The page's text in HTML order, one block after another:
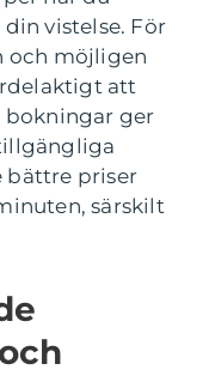
vistelse. För
och möjligen
att
bokningar ger
bättre priser
särskilt